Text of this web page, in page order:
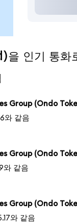
기 통화로
Group (Ondo
와 같음
Group (Ondo
와 같음
Group (Ondo
와 같음